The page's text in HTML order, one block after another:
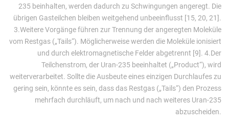
235 beinhalten, werden dadurch zu Schwingungen angeregt. Die
übrigen Gasteilchen bleiben weitgehend unbeeinflusst [15, 20, 21].
3.Weitere Vorgänge führen zur Trennung der angeregten Moleküle
vom Restgas („Tails“). Möglicherweise werden die Moleküle ionisiert
und durch elektromagnetische Felder abgetrennt [9]. 4.Der
Teilchenstrom, der Uran-235 beeinhaltet („Product“), wird
weiterverarbeitet. Sollte die Ausbeute eines einzigen Durchlaufes zu
gering sein, könnte es sein, dass das Restgas („Tails“) den Prozess
mehrfach durchläuft, um nach und nach weiteres Uran-235
abzuscheiden.